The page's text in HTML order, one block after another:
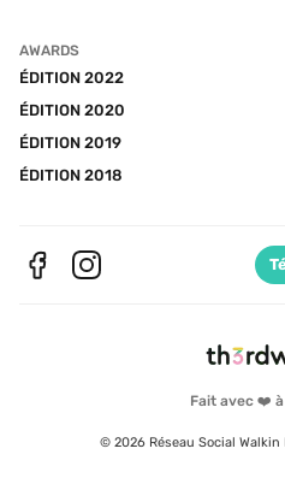
Fait avec ❤️
© 2026 Réseau Social
AWARDS
ÉDITION 2022
ÉDITION 2020
ÉDITION 2019
ÉDITION 2018